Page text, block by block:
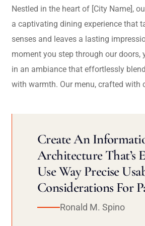
Nestled in the heart of [City Name],
a captivating dining experience that
senses and leaves a lasting
moment you step through our doors,
in an ambiance that effortlessly
with warmth. Our menu, crafted with
Create An
Architecture That’s
Use Way Precise
Considerations For
Ronald M. Spino